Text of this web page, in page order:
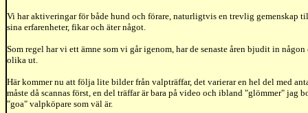
Vi har aktiveringar för både hund och förare, naturligtvis en trevlig gemenskap
sina erfarenheter, fikar och äter något.
Som regel har vi ett ämne som vi går igenom, har de senaste åren bjudit in
olika ut.
Här kommer nu att följa lite bilder från valpträffar, det varierar en hel del med
måste då scannas först, en del träffar är bara på video och ibland "glömmer"
"goa" valpköpare som väl är.